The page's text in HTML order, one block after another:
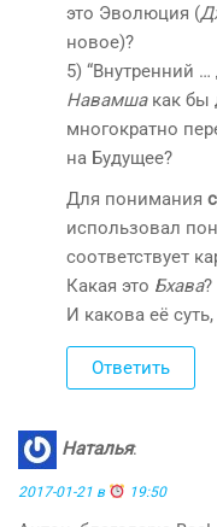
это Эволюция (
новое)?
5) “Внутренний …
Навамшакак бы
многократно
на Будущее?
Для понимания
использовал
соответствует
Какая это Бхава?
И какова её
Ответить
Наталья:
2017-01-21 в 19:50